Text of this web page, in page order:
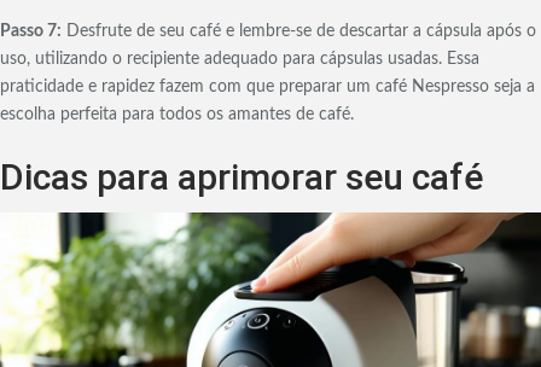
Passo 7: Desfrute de seu café e lembre-se de descartar a cápsula após o
uso, utilizando o recipiente adequado para cápsulas usadas. Essa
praticidade e rapidez fazem com que preparar um café Nespresso seja a
escolha perfeita para todos os amantes de café.
Dicas para aprimorar seu café